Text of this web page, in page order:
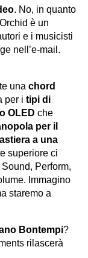
. No, in quanto
è un
e i musicisti
nell’e-mail.
una chord
per i tipi di
OLED che
per il
a una
superiore ci
Perform,
Immagino
staremo a
Bontempi?
rilascerà